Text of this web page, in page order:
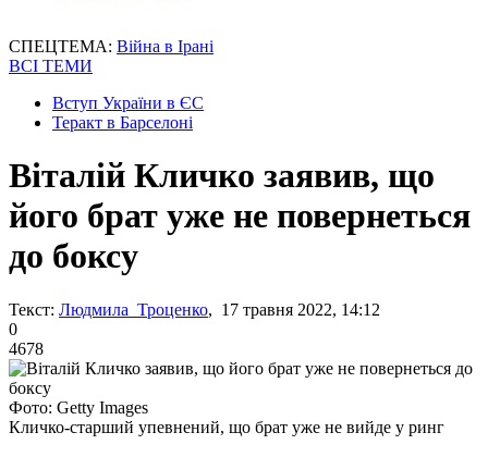
СПЕЦТЕМА: Війна в Ірані
ВСІ ТЕМИ
Вступ України в ЄС
Теракт в Барселоні
Віталій Кличко заявив, що
його брат уже не повернеться
до боксу
Текст: Людмила Троценко, 17 травня 2022, 14:12
0
4678
Фото: Getty Images
Кличко-старший упевнений, що брат уже не вийде у ринг